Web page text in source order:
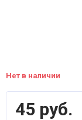
Нет в наличии
45 руб.